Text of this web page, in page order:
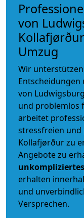
von
Umzug
Wir
Entscheidungen
von
und problemlos
arbeitet
stressfreien
Kollafjørður zu
Angebote zu
erhalten
und
Versprechen.